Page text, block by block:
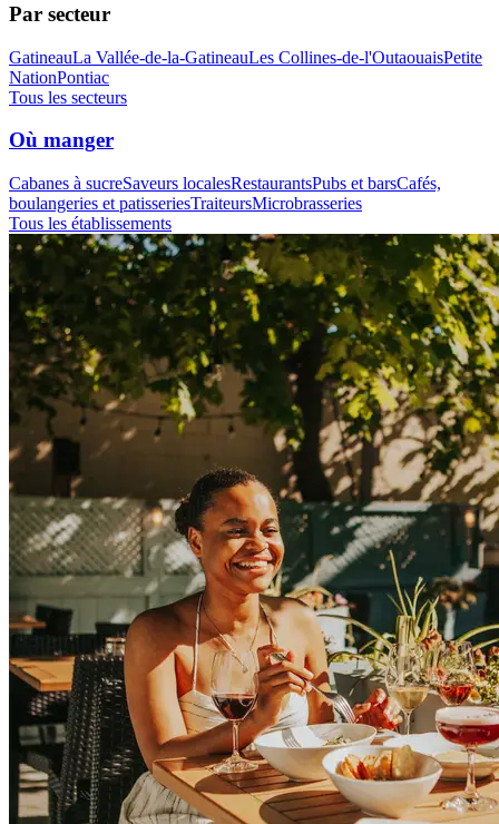
Par secteur
GatineauLa Vallée-de-la-GatineauLes Collines-de-l'OutaouaisPetite
NationPontiac
Tous les secteurs
Où manger
Cabanes à sucreSaveurs localesRestaurantsPubs et barsCafés,
boulangeries et patisseriesTraiteursMicrobrasseries
Tous les établissements